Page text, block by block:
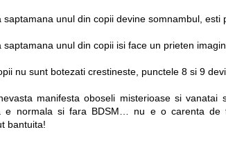
saptamana unul din copii devine somnambul, esti
saptamana unul din copii isi face un prieten
nu sunt botezati crestineste, punctele 8 si 9
manifesta oboseli misterioase si vanatai
e normala si fara BDSM… nu e o carenta de
bantuita!